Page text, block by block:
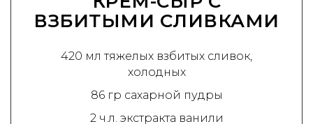
ВЗБИТЫМИ СЛИВКАМИ
420 мл тяжелых взбитых сливок,
холодных
86 гр сахарной пудры
2 ч.л. экстракта ванили